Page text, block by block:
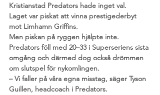
Kristianstad Predators hade inget val.
Laget var piskat att vinna prestigederbyt
mot Limhamn Griffins.
Men piskan på ryggen hjälpte inte.
Predators föll med 20–33 i Superseriens sista
omgång och därmed dog också drömmen
om slutspel för nykomlingen.
– Vi faller på våra egna misstag, säger Tyson
Guillen, headcoach i Predators.